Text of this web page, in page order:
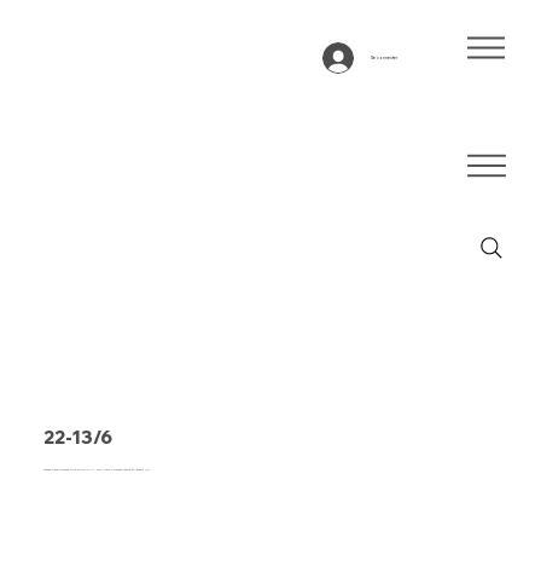
Se connecter
22-13/6
Bande transporteuse type 22-13/6 PVC, vert, tissu 2 couches stable en largeur (R)